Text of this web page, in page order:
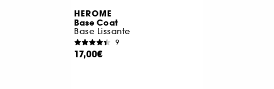
HEROME
Base Coat
Base Lissante
9
17,00€